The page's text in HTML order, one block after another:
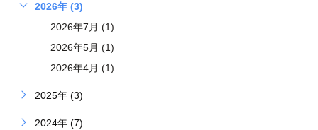
2026年 (3)
2026年7月 (1)
2026年5月 (1)
2026年4月 (1)
2025年 (3)
2024年 (7)